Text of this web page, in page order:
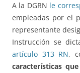
A la DGRN le
empleadas por el
representante
Instrucción se
artículo 313 RN,
características